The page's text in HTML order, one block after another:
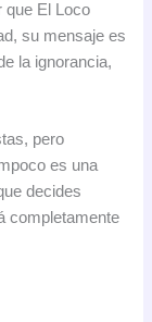
que El Loco
su mensaje es
la ignorancia,
pero
es una
decides
completamente